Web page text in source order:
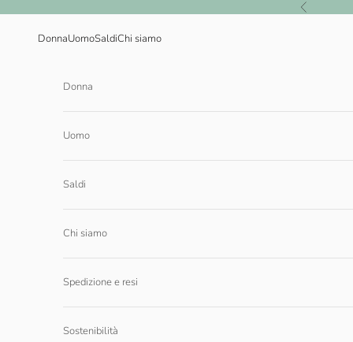
Precedente
DonnaUomoSaldiChi siamo
Donna
Uomo
Saldi
Chi siamo
Spedizione e resi
Sostenibilità